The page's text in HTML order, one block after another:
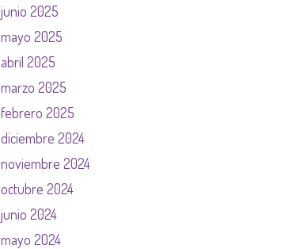
junio 2025
mayo 2025
abril 2025
marzo 2025
febrero 2025
diciembre 2024
noviembre 2024
octubre 2024
junio 2024
mayo 2024